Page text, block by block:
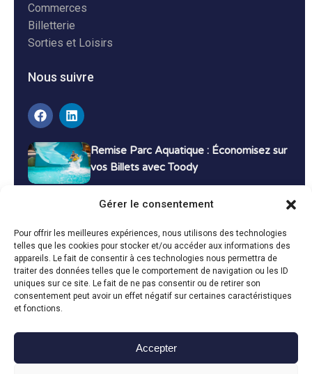
Gérer le consentement
Pour offrir les meilleures expériences, nous utilisons des technologies
telles que les cookies pour stocker et/ou accéder aux informations des
appareils. Le fait de consentir à ces technologies nous permettra de
traiter des données telles que le comportement de navigation ou les ID
uniques sur ce site. Le fait de ne pas consentir ou de retirer son
consentement peut avoir un effet négatif sur certaines caractéristiques
et fonctions.
Accepter
Commerces
Billetterie
Sorties et Loisirs
Nous suivre
Remise Parc Aquatique : Économisez sur
vos Billets avec Toody
Bons Plans Voyage : Économisez sur vos
Vacances avec Toody
13 décembre 2024 Bon plans
Toody © 2024